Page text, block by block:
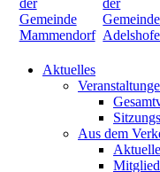
Aktuelles
Aus dem